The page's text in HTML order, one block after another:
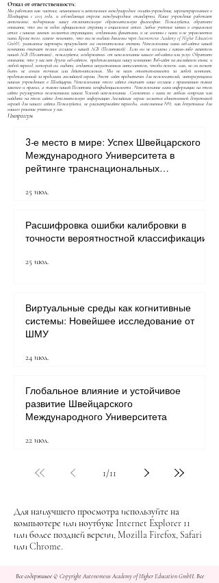
Отказ от ответственности:
Мы работаем как частное, независимое и автономное международное онлайн-учреждение, зарегистрированное в
Швейцарии с 2013 года, и соблюдающее строгие международные стандарты. Наше учреждение работает
автономно, подчеркивая нашу отличительную образовательную философию. Пожалуйста, обратите
внимание, что мы не ведем официальных страниц в социальных сетях. Любые учетные записи в социальных
сетях с нашим именем являются страницами, созданными фанатами, и не связаны с нами и не управляются
нами. Кроме того, важно пояснить, что мы не выдаем дипломы через Autonomous Academy of Higher Education
GmbH; уважаемые партнеры присуждают все окончательные степени. Использование вами веб-сайта нашей
компании означает полное согласие с нашей AGB (Политикой). Если вы не согласны с каким-либо аспектом
нашейAGB (Политики) , пожалуйста, воздержитесь от использования нашего веб-сайта или услуг. Обратите
внимание, что у нас нет других веб-сайтов, представляющих нашу компанию. Веб-сайт на английском языке, и
любой перевод, который вы видите, создается искусственным интеллектом, чтобы помочь вам, но он может
быть не совсем точным или действительным. Мы не несем ответственности за любой контент,
представленный за пределами английской версии. Этот сайт предназначен для пользователей, интересующихся
нашим учреждением в Швейцарии. Использование этого сайта означает ваше согласие с применением таких
законов и правил, а также нашейПолитики конфиденциальности. Использование вами информации на этом
сайте регулируется положениями наших Условий использования. Свяжитесь с нами по любым вопросам или
найдите на этом сайте дополнительную информацию. Английская версия является единственной допустимой
версией для нашего сайта. Пожалуйста, не рассматривайте переводы, выполненные ИИ, как допустимые для
вашего решения учиться у нас.
Импрессум
3-е место в мире: Успех Швейцарского
Международного Университета в
рейтинге транснациональных
25 июл.
Расшифровка ошибки калибровки в
точности вероятностной классификации
25 июл.
Виртуальные среды как когнитивные
системы: Новейшее исследование от
ШМУ
24 июл.
Глобальное влияние и устойчивое
развитие Швейцарского
Международного Университета
22 июл.
1/11
Для наилучшего просмотра используйте на
компьютере или ноутбуке Internet Explorer 11
или более поздней версии, Mozilla Firefox, Safari
или Chrome.
Все содержимое © Copyright Autonomous Academy of Higher Education GmbH. Все